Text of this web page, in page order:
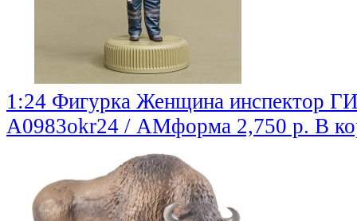
1:24 Фигурка Женщина инспектор
A0983okr24 / АМформа 2,750 р. В